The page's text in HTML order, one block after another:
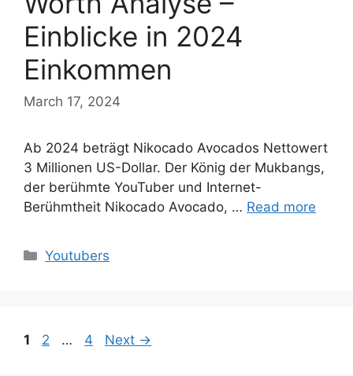
Einblicke in 2024
Einkommen
March 17, 2024
Ab 2024 beträgt Nikocado Avocados Nettowert
3 Millionen US-Dollar. Der König der Mukbangs,
der berühmte YouTuber und Internet-
Berühmtheit Nikocado Avocado, … Read more
Categories
Youtubers
Page
1 Page
2 … Page
4 Next →